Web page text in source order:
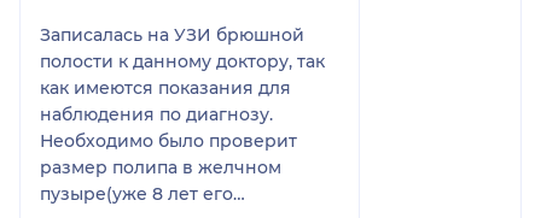
Записалась на УЗИ брюшной
полости к данному доктору, так
как имеются показания для
наблюдения по диагнозу.
Необходимо было проверит
размер полипа в желчном
пузыре(уже 8 лет его